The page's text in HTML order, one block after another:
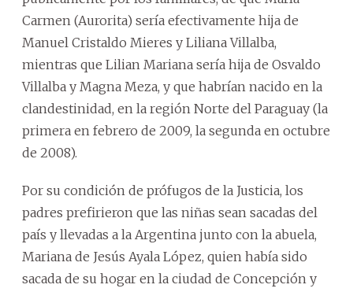
Carmen (Aurorita) sería efectivamente hija de
Manuel Cristaldo Mieres y Liliana Villalba,
mientras que Lilian Mariana sería hija de Osvaldo
Villalba y Magna Meza, y que habrían nacido en la
clandestinidad, en la región Norte del Paraguay (la
primera en febrero de 2009, la segunda en octubre
de 2008).
Por su condición de prófugos de la Justicia, los
padres prefirieron que las niñas sean sacadas del
país y llevadas a la Argentina junto con la abuela,
Mariana de Jesús Ayala López, quien había sido
sacada de su hogar en la ciudad de Concepción y